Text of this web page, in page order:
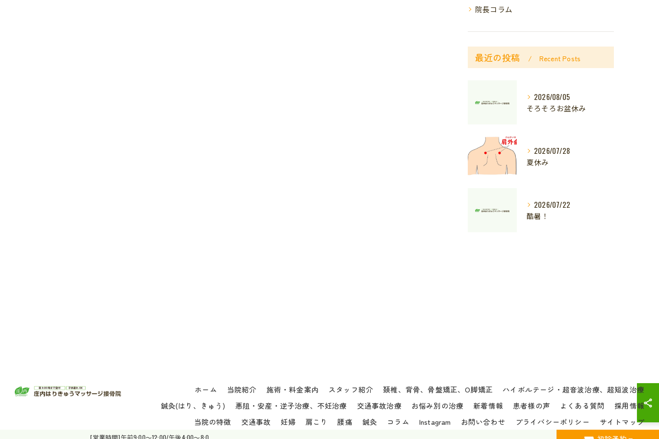
院長コラム
最近の投稿 Recent Posts
2026/08/05
そろそろお盆休み
2026/07/28
夏休み
2026/07/22
酷暑！
[営業時間]午前9:00～12:00/午後4:00～8:0
ホーム 当院紹介 施術・料金案内 スタッフ紹介 頚椎、背骨、骨盤矯正、O脚矯正
ハイボルテージ・超音波治療、超短波治療
鍼灸(はり、きゅう)
悪阻・安産・逆子治療、不妊治療 交通事故治療 お悩み別の治療 新着情報 患者様の声 よくある質問
採用情報
当院の特徴
交通事故 妊婦 肩こり 腰痛 鍼灸 コラム Instagram お問い合わせ プライバシーポリシー サイトマップ